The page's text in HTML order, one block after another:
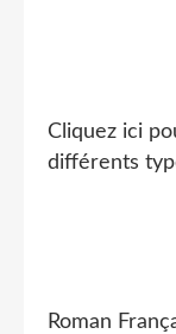
Roman
Cliquez ici
différents